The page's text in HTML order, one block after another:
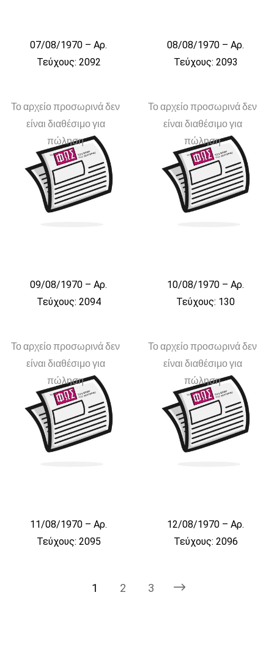
07/08/1970 – Αρ.
Τεύχους: 2092
08/08/1970 – Αρ.
Τεύχους: 2093
Το αρχείο προσωρινά δεν
είναι διαθέσιμο για
πώληση
09/08/1970 – Αρ.
Τεύχους: 2094
Το αρχείο προσωρινά δεν
είναι διαθέσιμο για
πώληση
10/08/1970 – Αρ.
Τεύχους: 130
Το αρχείο προσωρινά δεν
είναι διαθέσιμο για
πώληση
11/08/1970 – Αρ.
Τεύχους: 2095
Το αρχείο προσωρινά δεν
είναι διαθέσιμο για
πώληση
12/08/1970 – Αρ.
Τεύχους: 2096
1 2 3